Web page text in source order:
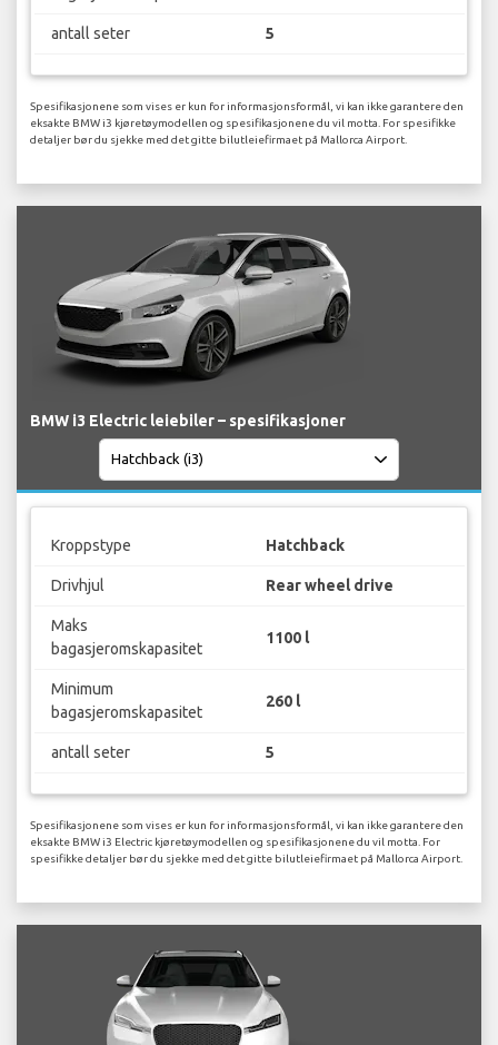
antall seter 5
Spesifikasjonene som vises er kun for informasjonsformål, vi kan ikke garantere den
eksakte BMW i3 kjøretøymodellen og spesifikasjonene du vil motta. For spesifikke
detaljer bør du sjekke med det gitte bilutleiefirmaet på Mallorca Airport.
BMW i3 Electric leiebiler – spesifikasjoner
Kroppstype Hatchback
Drivhjul Rear wheel drive
Maks
bagasjeromskapasitet
1100 l
Minimum
bagasjeromskapasitet
260 l
antall seter 5
Spesifikasjonene som vises er kun for informasjonsformål, vi kan ikke garantere den
eksakte BMW i3 Electric kjøretøymodellen og spesifikasjonene du vil motta. For
spesifikke detaljer bør du sjekke med det gitte bilutleiefirmaet på Mallorca Airport.